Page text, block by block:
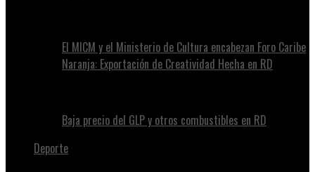
El MICM y el Ministerio de Cultura encabezan Foro Caribe
Naranja: Exportación de Creatividad Hecha en RD
Baja precio del GLP y otros combustibles en RD
Deporte